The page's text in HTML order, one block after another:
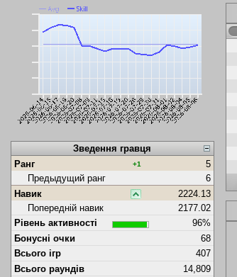
Зведення гравця
Ранг
+1
5
Предыдущий ранг
6
Навик
2224.13
Попередній навик
2177.02
Рівень активності
96%
Бонусні очки
68
Всього ігр
407
Всього раундів
14,809